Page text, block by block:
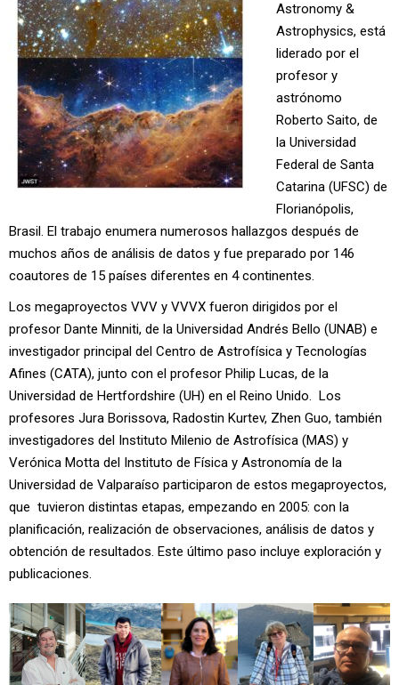
Astronomy &
Astrophysics, está
liderado por el
profesor y
astrónomo
Roberto Saito, de
la Universidad
Federal de Santa
Catarina (UFSC) de
Florianópolis,
Brasil. El trabajo enumera numerosos hallazgos después de
muchos años de análisis de datos y fue preparado por 146
coautores de 15 países diferentes en 4 continentes.
Los megaproyectos VVV y VVVX fueron dirigidos por el
profesor Dante Minniti, de la Universidad Andrés Bello (UNAB) e
investigador principal del Centro de Astrofísica y Tecnologías
Afines (CATA), junto con el profesor Philip Lucas, de la
Universidad de Hertfordshire (UH) en el Reino Unido. Los
profesores Jura Borissova, Radostin Kurtev, Zhen Guo, también
investigadores del Instituto Milenio de Astrofísica (MAS) y
Verónica Motta del Instituto de Física y Astronomía de la
Universidad de Valparaíso participaron de estos megaproyectos,
que tuvieron distintas etapas, empezando en 2005: con la
planificación, realización de observaciones, análisis de datos y
obtención de resultados. Este último paso incluye exploración y
publicaciones.